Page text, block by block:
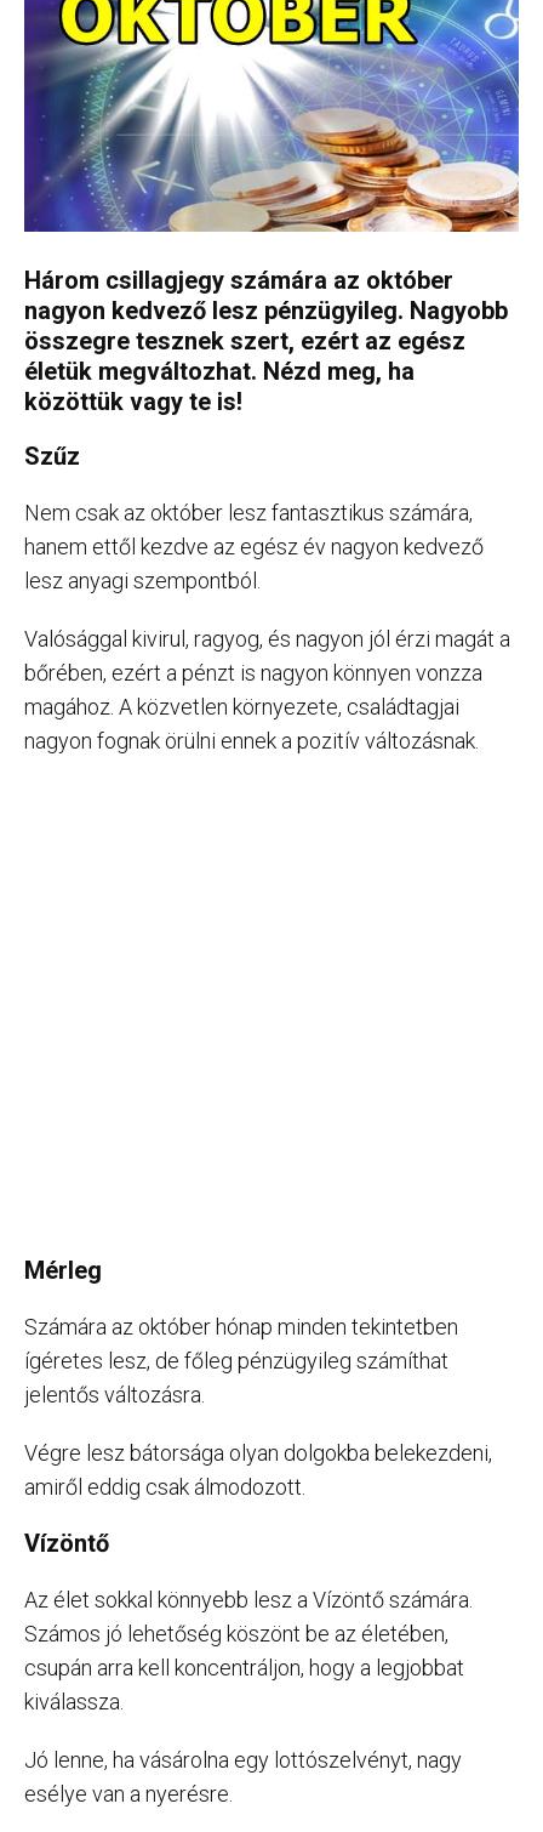
Három csillagjegy számára az október
nagyon kedvező lesz pénzügyileg. Nagyobb
összegre tesznek szert, ezért az egész
életük megváltozhat. Nézd meg, ha
közöttük vagy te is!
Szűz
Nem csak az október lesz fantasztikus számára,
hanem ettől kezdve az egész év nagyon kedvező
lesz anyagi szempontból.
Valósággal kivirul, ragyog, és nagyon jól érzi magát a
bőrében, ezért a pénzt is nagyon könnyen vonzza
magához. A közvetlen környezete, családtagjai
nagyon fognak örülni ennek a pozitív változásnak.
Mérleg
Számára az október hónap minden tekintetben
ígéretes lesz, de főleg pénzügyileg számíthat
jelentős változásra.
Végre lesz bátorsága olyan dolgokba belekezdeni,
amiről eddig csak álmodozott.
Vízöntő
Az élet sokkal könnyebb lesz a Vízöntő számára.
Számos jó lehetőség köszönt be az életében,
csupán arra kell koncentráljon, hogy a legjobbat
kiválassza.
Jó lenne, ha vásárolna egy lottószelvényt, nagy
esélye van a nyerésre.